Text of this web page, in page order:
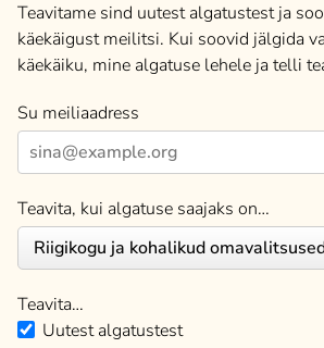
Teavitame sind uutest algatustest ja
käekäigust meilitsi. Kui soovid jälgida
käekäiku, mine algatuse lehele ja telli
Su meiliaadress
Teavita, kui algatuse saajaks on…
Teavita…
Uutest algatustest